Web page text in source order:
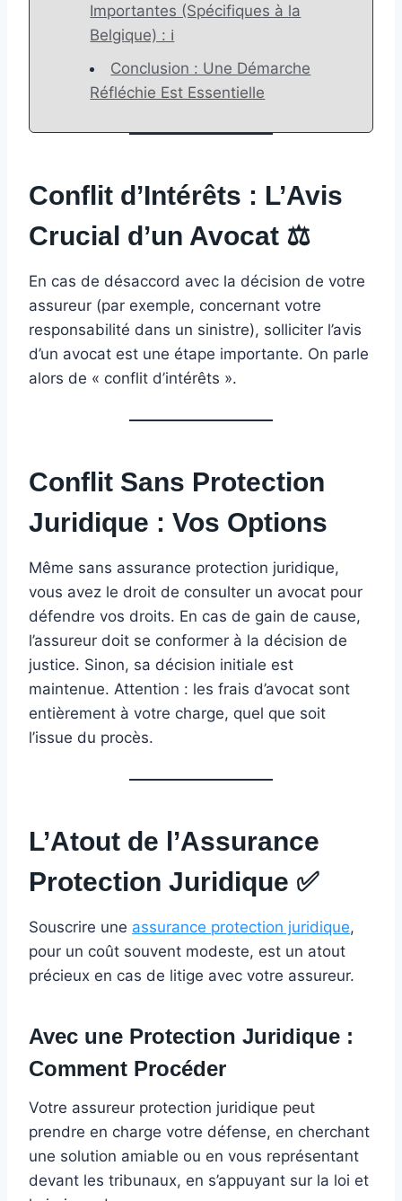
Importantes (Spécifiques à la
Belgique) : ℹ️
Conclusion : Une Démarche
Réfléchie Est Essentielle
Conflit d’Intérêts : L’Avis
Crucial d’un Avocat ‍⚖️
En cas de désaccord avec la décision de votre
assureur (par exemple, concernant votre
responsabilité dans un sinistre), solliciter l’avis
d’un avocat est une étape importante. On parle
alors de « conflit d’intérêts ».
Conflit Sans Protection
Juridique : Vos Options
Même sans assurance protection juridique,
vous avez le droit de consulter un avocat pour
défendre vos droits. En cas de gain de cause,
l’assureur doit se conformer à la décision de
justice. Sinon, sa décision initiale est
maintenue. Attention : les frais d’avocat sont
entièrement à votre charge, quel que soit
l’issue du procès.
L’Atout de l’Assurance
Protection Juridique ✅
Souscrire une assurance protection juridique,
pour un coût souvent modeste, est un atout
précieux en cas de litige avec votre assureur.
Avec une Protection Juridique :
Comment Procéder
Votre assureur protection juridique peut
prendre en charge votre défense, en cherchant
une solution amiable ou en vous représentant
devant les tribunaux, en s’appuyant sur la loi et